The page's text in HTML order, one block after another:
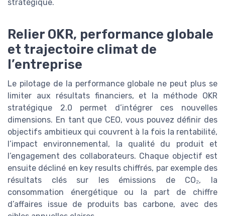
stratégique.
Relier OKR, performance globale
et trajectoire climat de
l’entreprise
Le pilotage de la performance globale ne peut plus se
limiter aux résultats financiers, et la méthode OKR
stratégique 2.0 permet d’intégrer ces nouvelles
dimensions. En tant que CEO, vous pouvez définir des
objectifs ambitieux qui couvrent à la fois la rentabilité,
l’impact environnemental, la qualité du produit et
l’engagement des collaborateurs. Chaque objectif est
ensuite décliné en key results chiffrés, par exemple des
résultats clés sur les émissions de CO₂, la
consommation énergétique ou la part de chiffre
d’affaires issue de produits bas carbone, avec des